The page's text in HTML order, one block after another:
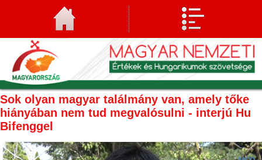
Sok olyan magyar találmány van, amely tőke
hiányában nem tud megvalósulni - interjú Hu
Bifenggel